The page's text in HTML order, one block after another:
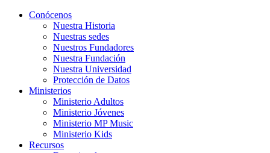
Conócenos
Nuestra Historia
Nuestras sedes
Nuestros Fundadores
Nuestra Fundación
Nuestra Universidad
Protección de Datos
Ministerios
Ministerio Adultos
Ministerio Jóvenes
Ministerio MP Music
Ministerio Kids
Recursos